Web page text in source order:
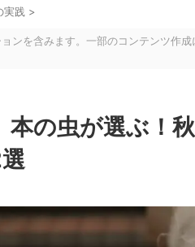
実践 >
ンを含みます。一部のコンテンツ作
本の虫が選ぶ！